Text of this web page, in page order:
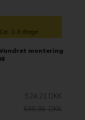
1-3 dage
montering
524,21 DKK
698,95 DKK